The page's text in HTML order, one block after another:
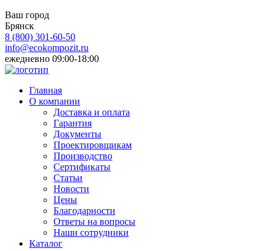
Ваш город
Брянск
8 (800) 301-60-50
info@ecokompozit.ru
ежедневно 09:00-18:00
Главная
О компании
Доставка и оплата
Гарантия
Документы
Проектировщикам
Производство
Сертификаты
Статьи
Новости
Цены
Благодарности
Ответы на вопросы
Наши сотрудники
Каталог